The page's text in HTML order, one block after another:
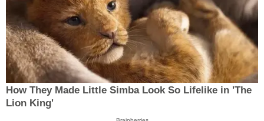
How They Made Little Simba Look So Lifelike in 'The
Lion King'